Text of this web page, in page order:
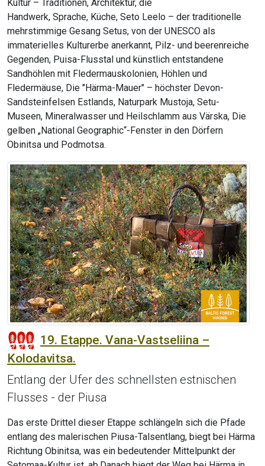
Kultur – Traditionen, Architektur, die
Handwerk, Sprache, Küche, Seto Leelo – der traditionelle
mehrstimmige Gesang Setus, von der UNESCO als
immaterielles Kulturerbe anerkannt, Pilz- und beerenreiche
Gegenden, Puisa-Flusstal und künstlich entstandene
Sandhöhlen mit Fledermauskolonien, Höhlen und
Fledermäuse, Die "Härma-Mauer" – höchster Devon-
Sandsteinfelsen Estlands, Naturpark Mustoja, Setu-
Museen, Mineralwasser und Heilschlamm aus Värska, Die
gelben „National Geographic“-Fenster in den Dörfern
Obinitsa und Podmotsa.
19. Etappe. Vana-Vastseliina –
Kolodavitsa.
Entlang der Ufer des schnellsten estnischen
Flusses - der Piusa
Das erste Drittel dieser Etappe schlängeln sich die Pfade
entlang des malerischen Piusa-Talsentlang, biegt bei Härma
Richtung Obinitsa, was ein bedeutender Mittelpunkt der